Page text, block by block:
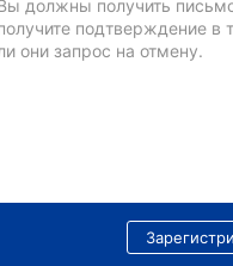
должны получить
подтверждение в
они запрос на отмену.